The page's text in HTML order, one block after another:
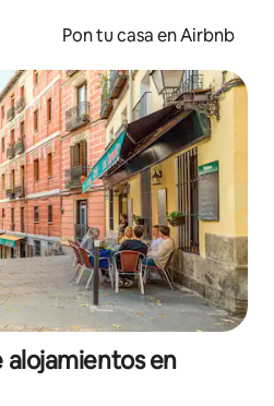
Pon tu casa en Airbnb
alojamientos en